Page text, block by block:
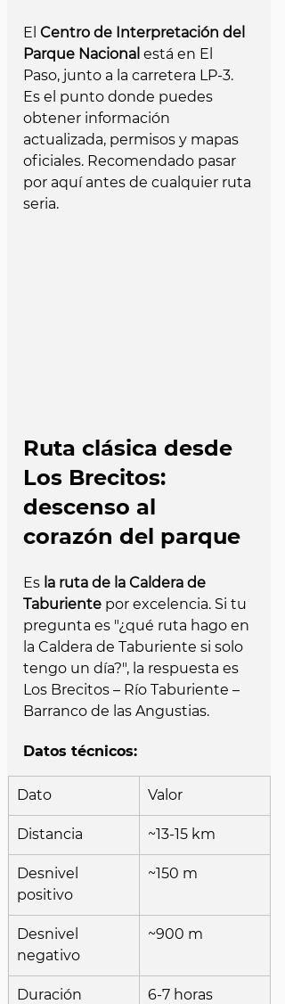
El Centro de Interpretación del
Parque Nacional está en El
Paso, junto a la carretera LP-3.
Es el punto donde puedes
obtener información
actualizada, permisos y mapas
oficiales. Recomendado pasar
por aquí antes de cualquier ruta
seria.
Ruta clásica desde
Los Brecitos:
descenso al
corazón del parque
Es la ruta de la Caldera de
Taburiente por excelencia. Si tu
pregunta es "¿qué ruta hago en
la Caldera de Taburiente si solo
tengo un día?", la respuesta es
Los Brecitos – Río Taburiente –
Barranco de las Angustias.
Datos técnicos:
Dato Valor
Distancia ~13-15 km
Desnivel
positivo
~150 m
Desnivel
negativo
~900 m
Duración 6-7 horas